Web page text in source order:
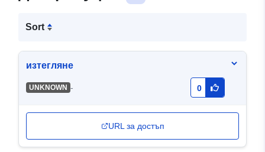
Sort
изтегляне
UNKNOWN - 0
URL за достъп